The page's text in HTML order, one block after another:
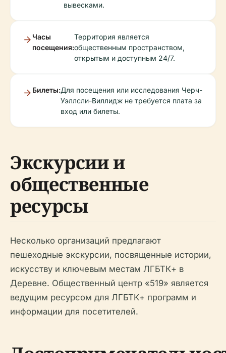
вывесками.
Часы
посещения:
Территория является
общественным пространством,
открытым и доступным 24/7.
Билеты:Для посещения или исследования Черч-
Уэллсли-Виллидж не требуется плата за
вход или билеты.
Экскурсии и
общественные
ресурсы
Несколько организаций предлагают
пешеходные экскурсии, посвященные истории,
искусству и ключевым местам ЛГБТК+ в
Деревне. Общественный центр «519» является
ведущим ресурсом для ЛГБТК+ программ и
информации для посетителей.